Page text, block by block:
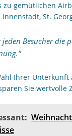
zu gemütlichen
St.
Besucher die
Ihrer
Sie